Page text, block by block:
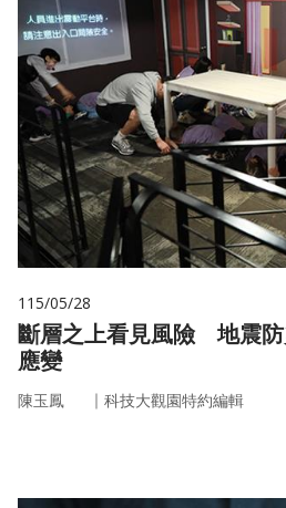
115/05/28
斷層之上看見風險 地震
應變
陳玉鳳 ｜ 科技大觀園特約編輯